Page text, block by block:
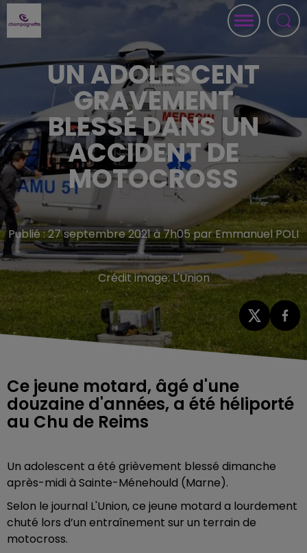
UN ADOLESCENT
GRAVEMENT
BLESSÉ DANS UN
ACCIDENT DE
MOTOCROSS
Publié : 27 septembre 2021 à 7h05 par Emmanuel POLI
Crédit image:L'Union
Ce jeune motard, âgé d'une
douzaine d'années, a été héliporté
au Chu de Reims
Un adolescent a été grièvement blessé dimanche
après-midi à Sainte-Ménehould (Marne).
Selon le journal L'Union, ce jeune motard a lourdement
chuté lors d’un entraînement sur un terrain de
motocross.